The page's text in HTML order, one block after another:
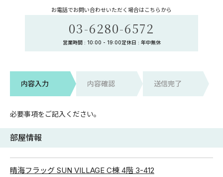
お電話でお問い合わせいただく場合はこちらから
03-6280-6572
営業時間 : 10:00 - 19:00定休日 : 年中無休
内容入力 内容確認 送信完了
必要事項をご記入ください。
部屋情報
晴海フラッグ SUN VILLAGE C棟 4階 3-412